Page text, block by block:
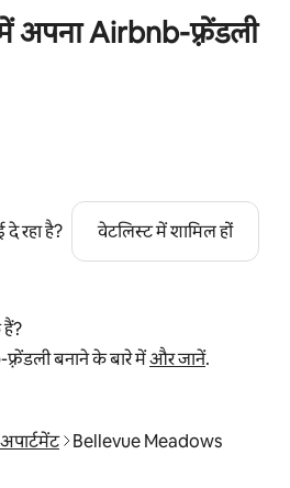
अपना Airbnb-फ़्रेंडली
रहा है? वेटलिस्ट में शामिल हों
बनाने के बारे मेंऔर जानें.
Bellevue Meadows